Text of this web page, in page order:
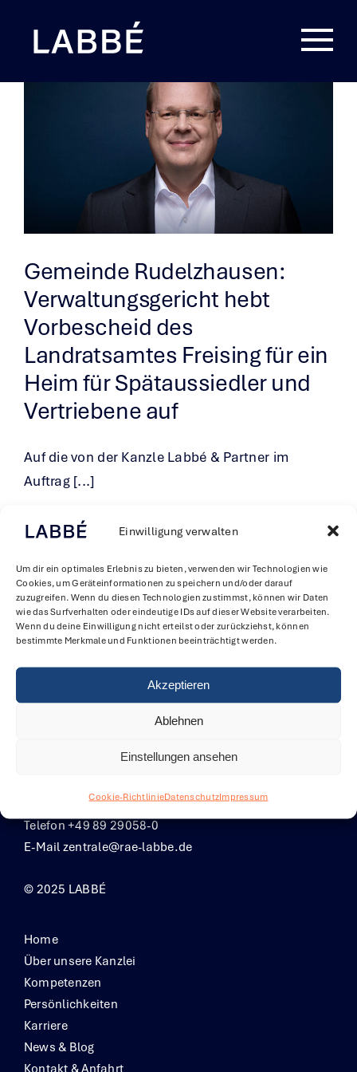
Einwilligung verwalten
Um dir ein optimales Erlebnis zu bieten, verwenden wir Technologien wie
Cookies, um Geräteinformationen zu speichern und/oder darauf
zuzugreifen. Wenn du diesen Technologien zustimmst, können wir Daten
wie das Surfverhalten oder eindeutige IDs auf dieser Website verarbeiten.
Wenn du deine Einwilligung nicht erteilst oder zurückziehst, können
bestimmte Merkmale und Funktionen beeinträchtigt werden.
Akzeptieren
Ablehnen
Einstellungen ansehen
Cookie-RichtlinieDatenschutzImpressum
Inhalt
springen
Gemeinde Rudelzhausen:
Verwaltungsgericht hebt
Vorbescheid des
Landratsamtes Freising für ein
Heim für Spätaussiedler und
Vertriebene auf
Auf die von der Kanzle Labbé & Partner im
Auftrag [...]
Von Patrick Bühring
Grundstücksrecht
0 Kommentare
LABBÉ Rechtsanwälte PartG mbB
80333 München
Telefon +49 89 29058-0
E-Mail zentrale@rae-labbe.de
© 2025 LABBÉ
Home
Über unsere Kanzlei
Kompetenzen
Persönlichkeiten
Karriere
News & Blog
Kontakt & Anfahrt